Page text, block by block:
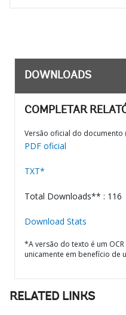
DOWNLOADS
COMPLETAR
Versão oficial do documento
PDF oficial
TXT*
Total Downloads** : 116
Download Stats
*A versão do texto é um
unicamente em benefício de
RELATED LINKS